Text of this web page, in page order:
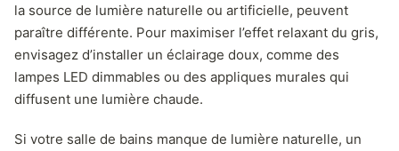
la source de lumière naturelle ou artificielle, peuvent
paraître différente. Pour maximiser l’effet relaxant du gris,
envisagez d’installer un éclairage doux, comme des
lampes LED dimmables ou des appliques murales qui
diffusent une lumière chaude.
Si votre salle de bains manque de lumière naturelle, un